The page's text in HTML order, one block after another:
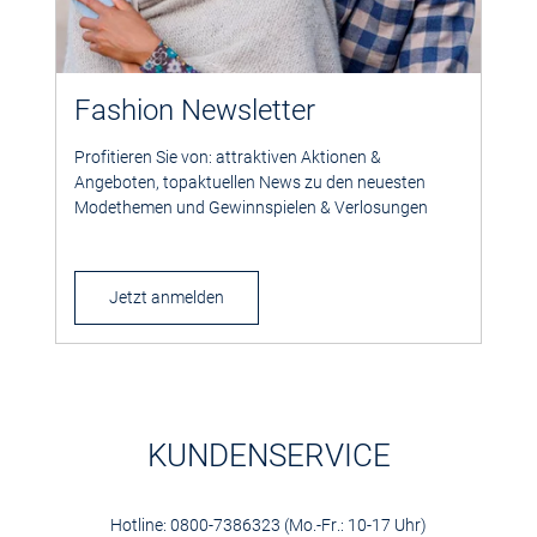
Fashion Newsletter
Profitieren Sie von: attraktiven Aktionen &
Angeboten, topaktuellen News zu den neuesten
Modethemen und Gewinnspielen & Verlosungen
Jetzt anmelden
KUNDENSERVICE
Hotline: 0800-7386323 (Mo.-Fr.: 10-17 Uhr)